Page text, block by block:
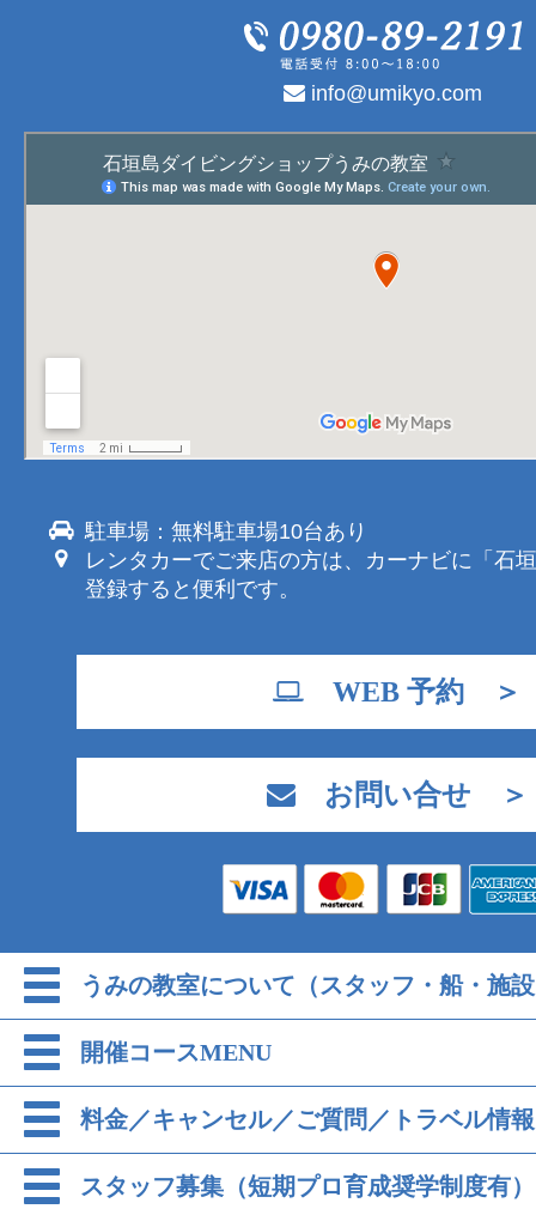
info@umikyo.com
駐車場：無料駐車場10台あり
レンタカーでご来店の方は、カーナビに「石
登録すると便利です。
WEB 予約 ＞
お問い合せ ＞
うみの教室について（スタッフ・船・施
開催コースMENU
料金／キャンセル／ご質問／トラベル情報
スタッフ募集（短期プロ育成奨学制度有）